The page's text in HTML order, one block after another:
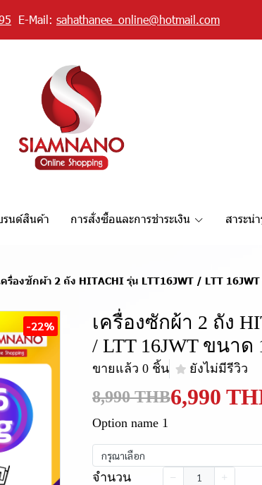
E-Mail: sahathanee_online@hotmail.com
รนด์สินค้า การสั่งซื้อและการชำระเงิน สาระน่
ครื่องซักผ้า 2 ถัง HITACHI รุ่น LTT16JWT / LTT
-22%
เครื่องซักผ้า 2 ถัง
/ LTT 16JWT ขนาด
ขายแล้ว 0 ชิ้น ยังไม่มีรีวิว
8,990 THB6,990
Option name 1
กรุณาเลือก
จำนวน